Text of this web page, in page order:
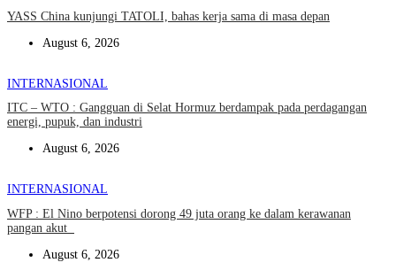
YASS China kunjungi TATOLI, bahas kerja sama di masa depan
August 6, 2026
INTERNASIONAL
ITC – WTO : Gangguan di Selat Hormuz berdampak pada perdagangan
energi, pupuk, dan industri
August 6, 2026
INTERNASIONAL
WFP : El Nino berpotensi dorong 49 juta orang ke dalam kerawanan
pangan akut
August 6, 2026